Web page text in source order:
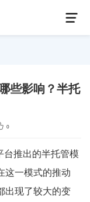
些影响？半托
0
推出的半托管模
这一模式的推动
出现了较大的变